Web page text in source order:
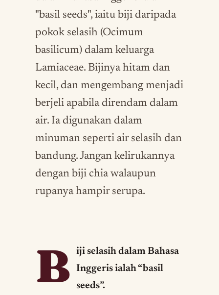
"basil seeds", iaitu biji daripada
pokok selasih (Ocimum
basilicum) dalam keluarga
Lamiaceae. Bijinya hitam dan
kecil, dan mengembang menjadi
berjeli apabila direndam dalam
air. Ia digunakan dalam
minuman seperti air selasih dan
bandung. Jangan kelirukannya
dengan biji chia walaupun
rupanya hampir serupa.
B
iji selasih dalam Bahasa
Inggeris ialah “basil
seeds”.